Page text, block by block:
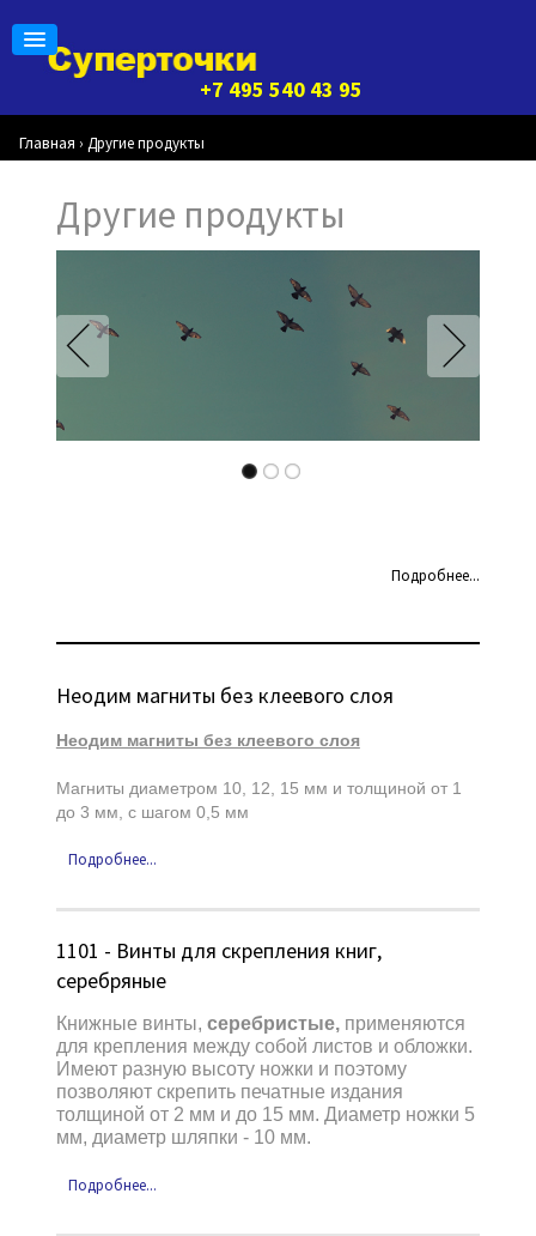
+7 495 540 43 95
Главная ›Другие продукты
Другие продукты
их можно купить, почему их называют липкие пятна или
менеджерам, работающим в области постпечатных услуг, и
не знающим как быстро, надежно и дешево приклеить
кредитную карту, закрепить образец, или зафиксировать
Клеевые точки - это капли холодного клея с различной
средней и перманентной. Клеевые точки - это дословный
Подробнее...
Неодим магниты без клеевого слоя
Неодим магниты без клеевого слоя
Магниты диаметром 10, 12, 15 мм и толщиной от 1
до 3 мм, с шагом 0,5 мм
Подробнее...
1101 - Винты для скрепления книг,
серебряные
Книжные винты, серебристые,применяются
для крепления между собой листов и обложки.
Имеют разную высоту ножки и поэтому
позволяют скрепить печатные издания
толщиной от 2 мм и до 15 мм. Диаметр ножки 5
мм, диаметр шляпки - 10 мм.
Подробнее...